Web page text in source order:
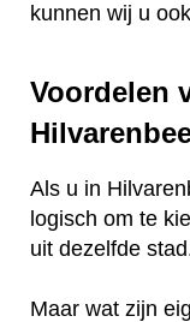
kunnen wij u
Voordelen
Als u in
logisch om te
uit dezelfde
Maar wat zijn